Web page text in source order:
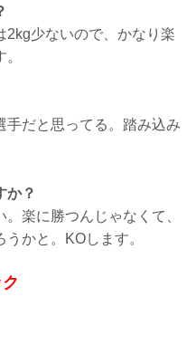
2kg少ないので、かなり楽
手だと思ってる。踏み込み
か？
楽に勝つんじゃなくて、
かと。KOします。